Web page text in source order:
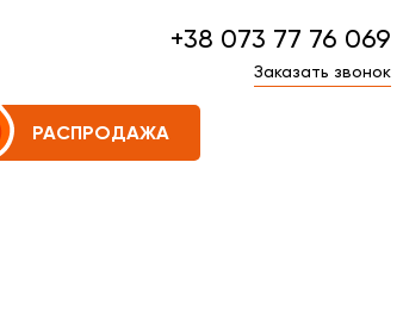
+38 073 77 76 069
Заказать звонок
РАСПРОДАЖА